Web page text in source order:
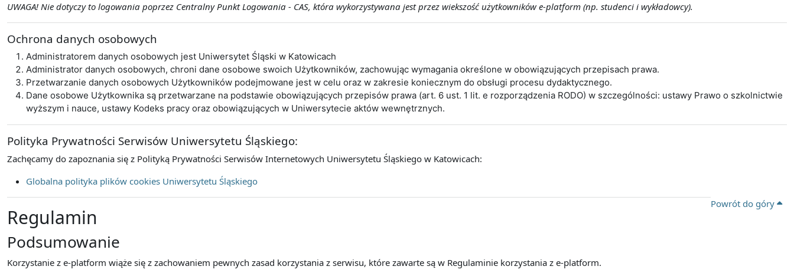
UWAGA! Nie dotyczy to logowania poprzez Centralny Punkt Logowania - CAS, która wykorzystywana jest przez wiekszość użytkowników e-platform (np. studenci i wykładowcy).
Ochrona danych osobowych
Administratorem danych osobowych jest Uniwersytet Śląski w Katowicach
Administrator danych osobowych, chroni dane osobowe swoich Użytkowników, zachowując wymagania określone w obowiązujących przepisach prawa.
Przetwarzanie danych osobowych Użytkowników podejmowane jest w celu oraz w zakresie koniecznym do obsługi procesu dydaktycznego.
Dane osobowe Użytkownika są przetwarzane na podstawie obowiązujących przepisów prawa (art. 6 ust. 1 lit. e rozporządzenia RODO) w szczególności: ustawy Prawo o szkolnictwie
wyższym i nauce, ustawy Kodeks pracy oraz obowiązujących w Uniwersytecie aktów wewnętrznych.
Polityka Prywatności Serwisów Uniwersytetu Śląskiego:
Zachęcamy do zapoznania się z Polityką Prywatności Serwisów Internetowych Uniwersytetu Śląskiego w Katowicach:
Globalna polityka plików cookies Uniwersytetu Śląskiego
Powrót do góry
Regulamin
Podsumowanie
Korzystanie z e-platform wiąże się z zachowaniem pewnych zasad korzystania z serwisu, które zawarte są w Regulaminie korzystania z e-platform.